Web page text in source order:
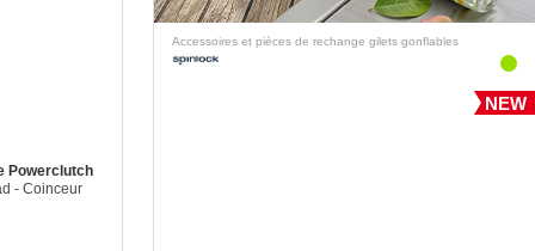
Powerclutch
- Coinceur
de
Accessoires et pièces de rechange gilets gonflables
NEW